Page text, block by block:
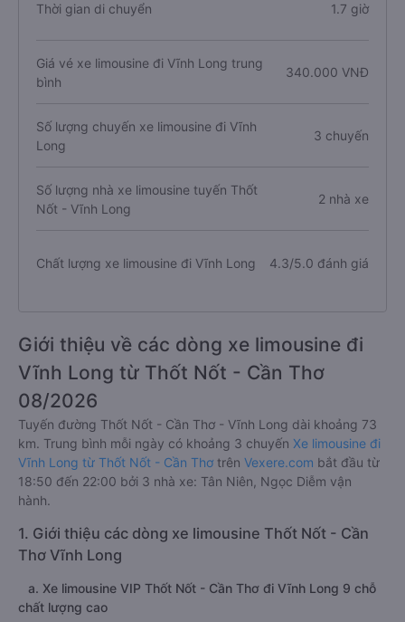
Thời gian di chuyển 1.7 giờ
Giá vé xe limousine đi Vĩnh Long trung
bình
340.000 VNĐ
Số lượng chuyến xe limousine đi Vĩnh
Long
3 chuyến
Số lượng nhà xe limousine tuyến Thốt
Nốt - Vĩnh Long
2 nhà xe
Chất lượng xe limousine đi Vĩnh Long 4.3/5.0 đánh giá
Giới thiệu về các dòng xe limousine đi
Vĩnh Long từ Thốt Nốt - Cần Thơ
08/2026
Tuyến đường Thốt Nốt - Cần Thơ - Vĩnh Long dài khoảng 73
km. Trung bình mỗi ngày có khoảng 3 chuyến Xe limousine đi
Vĩnh Long từ Thốt Nốt - Cần Thơ trên Vexere.com bắt đầu từ
18:50 đến 22:00 bởi 3 nhà xe: Tân Niên, Ngọc Diễm vận
hành.
1. Giới thiệu các dòng xe limousine Thốt Nốt - Cần
Thơ Vĩnh Long
a. Xe limousine VIP Thốt Nốt - Cần Thơ đi Vĩnh Long 9 chỗ
chất lượng cao